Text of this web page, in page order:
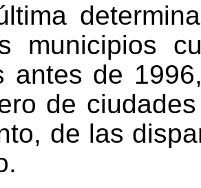
municipios
antes de
de
de las